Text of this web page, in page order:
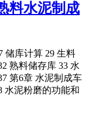
料水泥制成
储库计算 29 生料
熟料储存库 33 水
第6章 水泥制成车
水泥粉磨的功能和